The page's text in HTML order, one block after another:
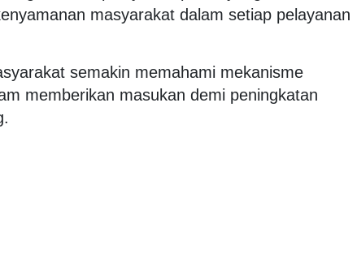
masyarakat dalam setiap pelayanan
semakin memahami mekanisme
memberikan masukan demi peningkatan